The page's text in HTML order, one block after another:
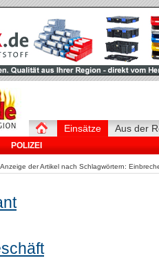
Einsätze
POLIZEI
Aus der
Anzeige der Artikel nach Schlagwörtern: